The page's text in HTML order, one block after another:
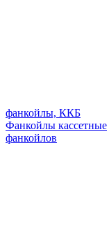
фанкойлы, ККБ
Фанкойлы кассетные
фанкойлов